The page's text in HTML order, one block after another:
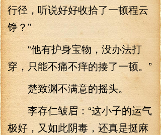
行径，听说好好收拾了一顿程云
铮？”
“他有护身宝物，没办法打
穿，只能不痛不痒的揍了一顿。”
楚致渊不满意的摇头。
李存仁皱眉：“这小子的运气
极好，又如此阴毒，还真是挺麻